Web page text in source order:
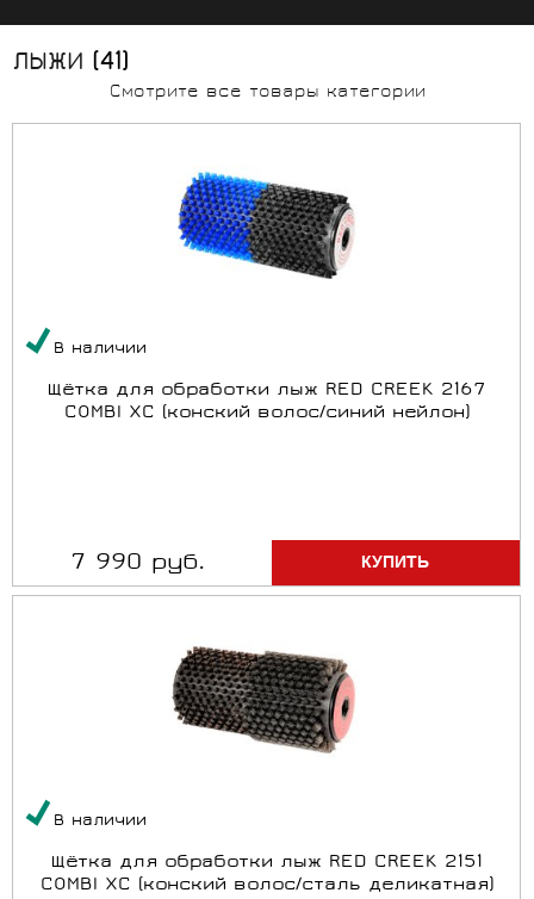
ЛЫЖИ (41)
Смотрите все товары категории
В наличии
Щётка для обработки лыж RED CREEK 2167
COMBI XC (конский волос/синий нейлон)
7 990 руб.
В наличии
Щётка для обработки лыж RED CREEK 2151
COMBI XC (конский волос/сталь деликатная)